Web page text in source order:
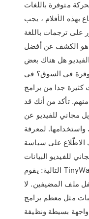
متوفرة باللغات
بهذه الأفلام ، يجب
على ترجمات باللغة
هو الكشف عن أفضل
الفيديو هل هناك بعض
في السوق؟ في
كثيرة جدا من برامج
منهم. تأكد من أنك قد
مجاني للفيديو عن
واستخدامها. لمعرفة
الاطّلاع على سياسة
للفيديو البيانات
التالية: يقوم TinyWall بحظر المواقع المعروفة التي
ملف المضيفين. لا
مثل معظم برامج
واجهة بسيطة ونظيفة